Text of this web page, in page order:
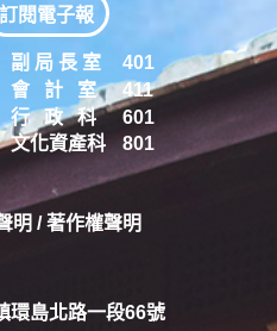
明 /著作權聲明
環島北路一段66號
副 局 長 室
401
會 計 室
411
行 政 科
601
文化資產科
801
訂閱電子報